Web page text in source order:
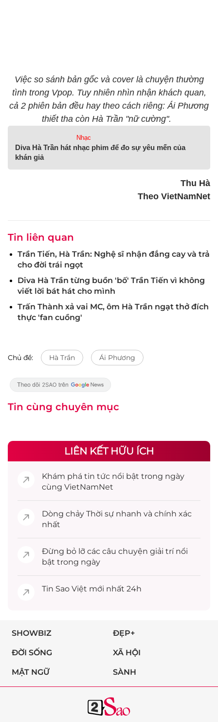
Việc so sánh bản gốc và cover là chuyện thường
tình trong Vpop. Tuy nhiên nhìn nhận khách quan,
cả 2 phiên bản đều hay theo cách riêng: Ái Phương
thiết tha còn Hà Trần "nữ cường".
Nhạc
Diva Hà Trần hát nhạc phim để đo sự yêu mến của
khán giả
Thu Hà
Theo VietNamNet
Tin liên quan
Trần Tiến, Hà Trần: Nghệ sĩ nhận đắng cay và trả
cho đời trái ngọt
Diva Hà Trần từng buồn 'bố' Trần Tiến vì không
viết lời bát hát cho mình
Trấn Thành xả vai MC, ôm Hà Trần ngạt thở đích
thực 'fan cuồng'
Chủ đề: Hà Trần Ái Phương
Tin cùng chuyên mục
LIÊN KẾT HỮU ÍCH
Khám phá tin tức nổi bật trong ngày
cùng VietNamNet
Dòng chảy Thời sự nhanh và chính xác
nhất
Đừng bỏ lỡ các câu chuyện giải trínổi
bật trong ngày
Tin Sao Việt mới nhất 24h
SHOWBIZ ĐẸP+
ĐỜI SỐNG XÃ HỘI
MẬT NGỮ SÀNH